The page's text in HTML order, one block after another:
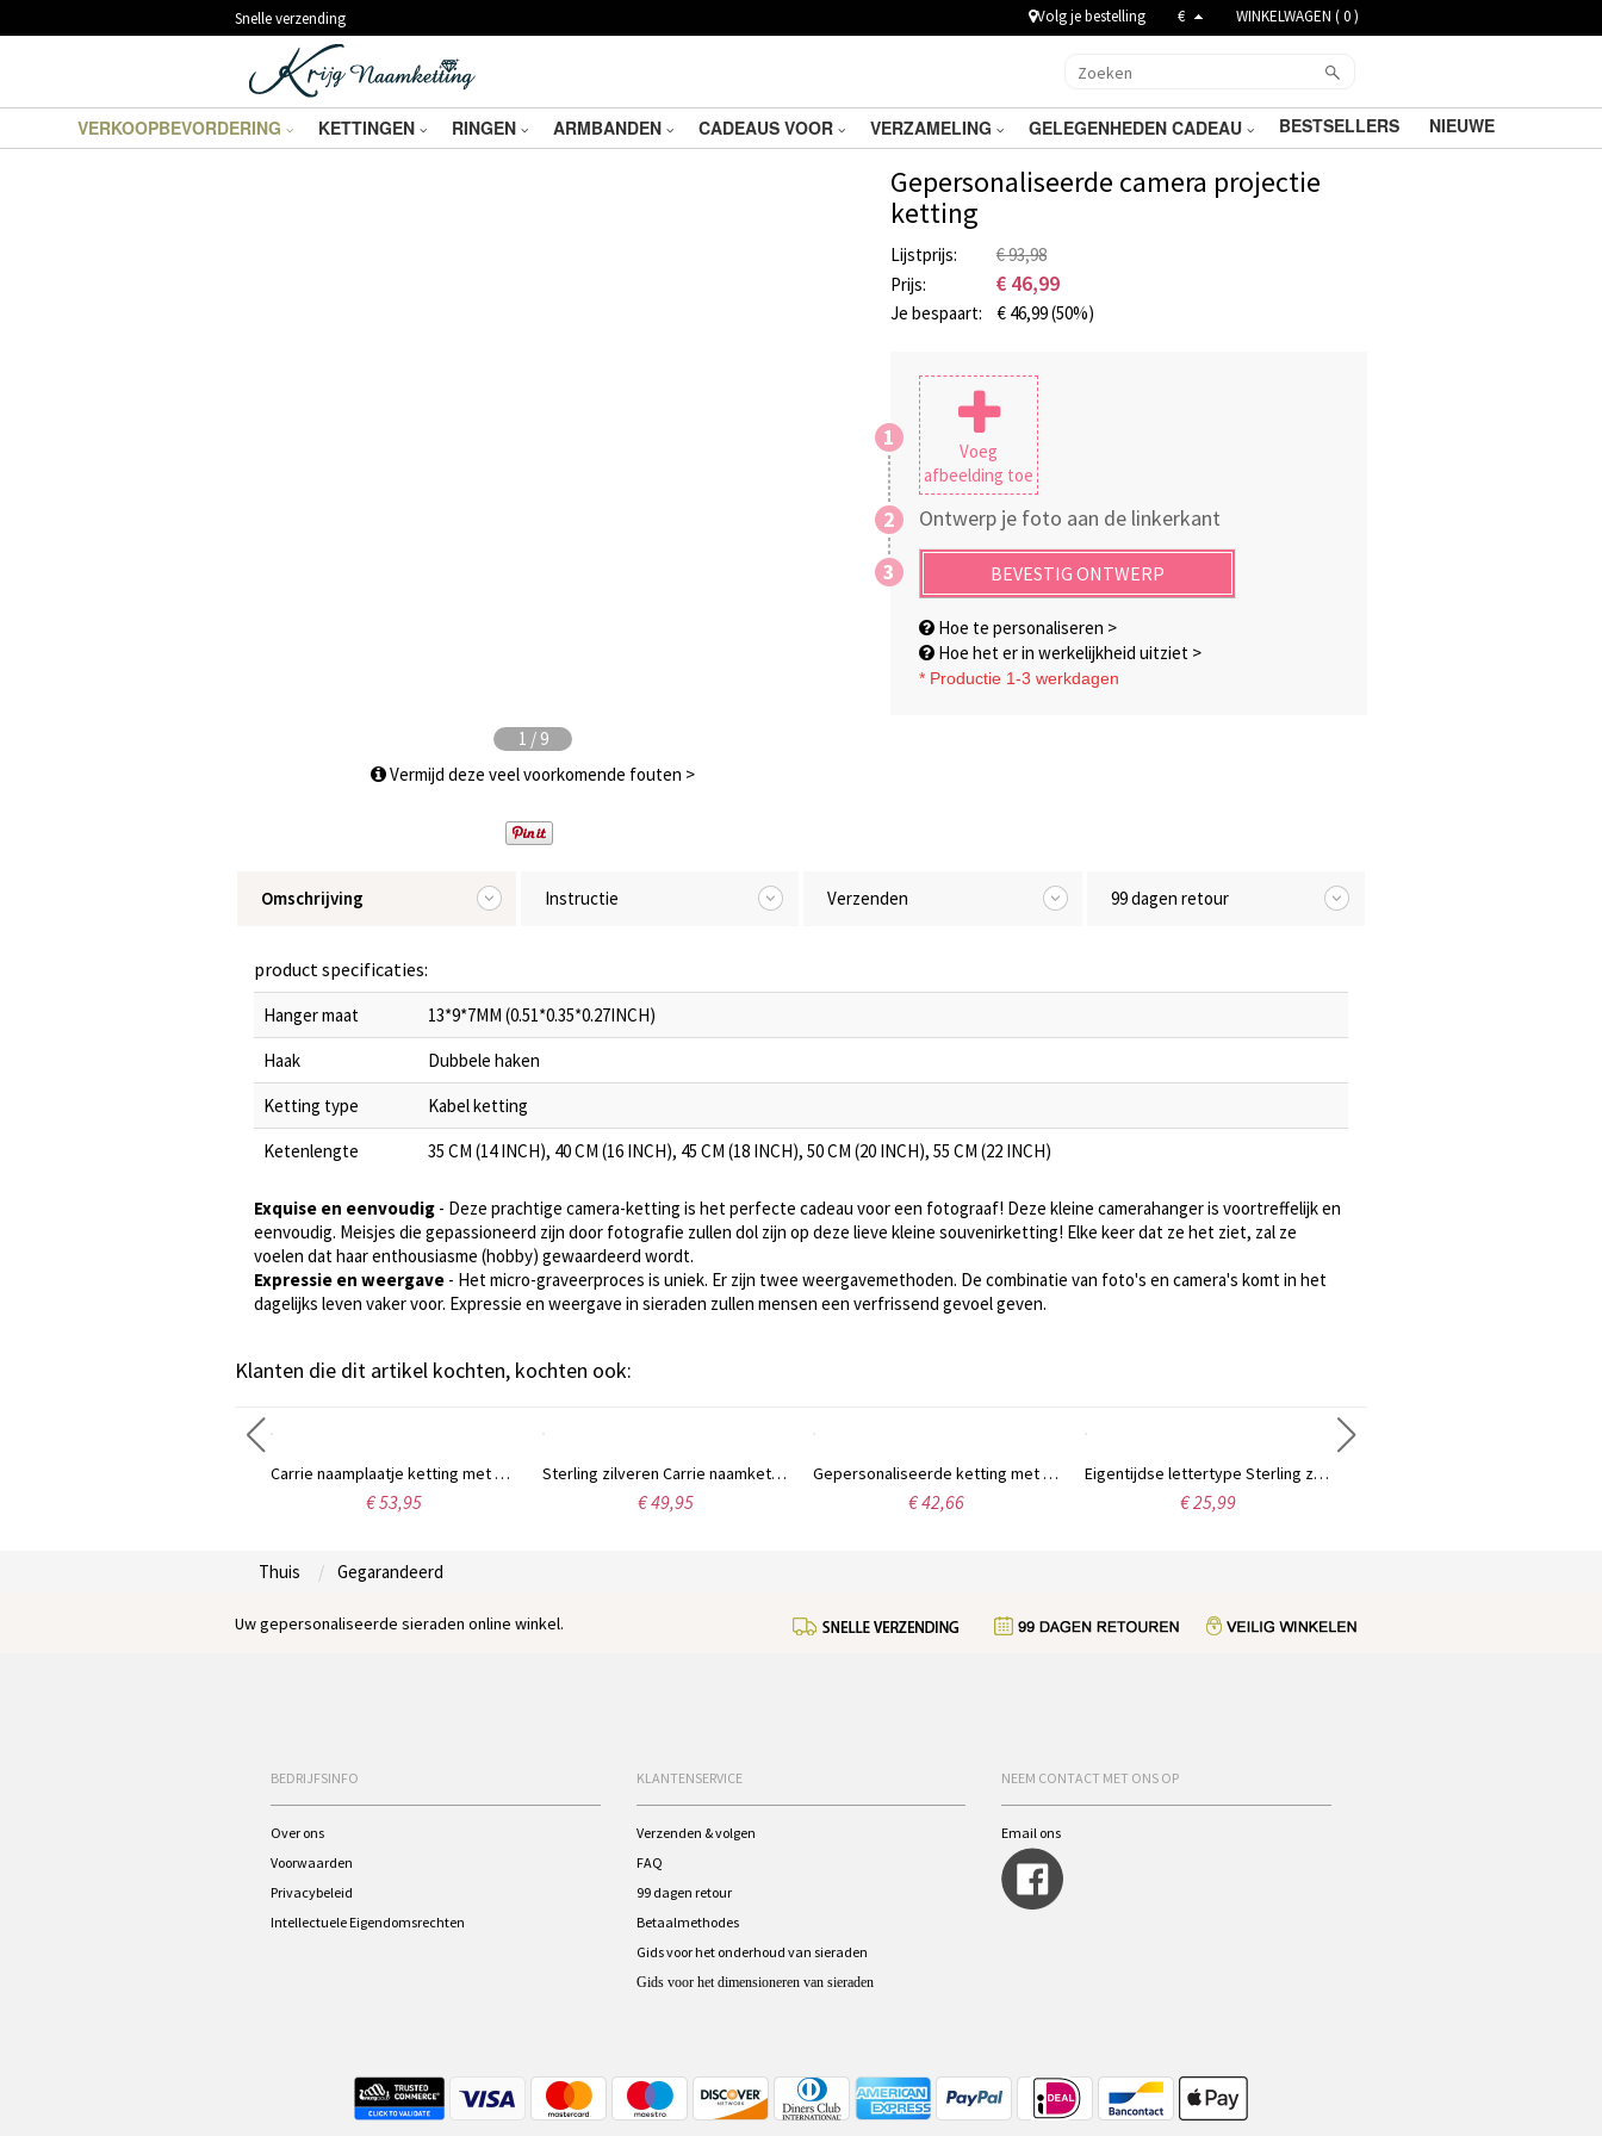
Snelle verzending Volg je bestelling € WINKELWAGEN (0)
VERKOOPBEVORDERING KETTINGEN RINGEN ARMBANDEN CADEAUS VOOR VERZAMELING GELEGENHEDEN CADEAU BESTSELLERS NIEUWE
1 / 9
Vermijd deze veel voorkomende fouten >
Gepersonaliseerde camera projectie
ketting
Lijstprijs:
€ 93,98
Prijs:
€ 46,99
Je bespaart: € 46,99(50%)
Voeg
afbeelding toe
Ontwerp je foto aan de linkerkant
BEVESTIG ONTWERP
Hoe te personaliseren >
Hoe het er in werkelijkheid uitziet >
* Productie 1-3 werkdagen
1
2
3
Omschrijving Instructie Verzenden 99 dagen retour
product specificaties:
Hanger maat
13*9*7MM (0.51*0.35*0.27INCH)
Haak
Dubbele haken
Ketting type
Kabel ketting
Ketenlengte
35 CM (14 INCH), 40 CM (16 INCH), 45 CM (18 INCH), 50 CM (20 INCH), 55 CM (22 INCH)
Exquise en eenvoudig - Deze prachtige camera-ketting is het perfecte cadeau voor een fotograaf! Deze kleine camerahanger is voortreffelijk en
eenvoudig. Meisjes die gepassioneerd zijn door fotografie zullen dol zijn op deze lieve kleine souvenirketting! Elke keer dat ze het ziet, zal ze
voelen dat haar enthousiasme (hobby) gewaardeerd wordt.
Expressie en weergave - Het micro-graveerproces is uniek. Er zijn twee weergavemethoden. De combinatie van foto's en camera's komt in het
dagelijks leven vaker voor. Expressie en weergave in sieraden zullen mensen een verfrissend gevoel geven.
Klanten die dit artikel kochten, kochten ook:
Carrie naamplaatje ketting met geboortesteen, 18 karaats verguld
€ 53,95
Sterling zilveren Carrie naamketting met geboortesteen, cadeau voor vrouwen, echtgenotes, moeders, vriendinnen, dochters en andere dierbaren.
€ 49,95
Gepersonaliseerde ketting met initialen en monogram in wijnranklettertype, sterling zilver.
€ 42,66
Eigentijdse lettertype Sterling zilveren naamketting
€ 25,99
Thuis Gegarandeerd
Uw gepersonaliseerde sieraden online winkel.
BEDRIJFSINFO
Over ons
Voorwaarden
Privacybeleid
Intellectuele Eigendomsrechten
KLANTENSERVICE
Verzenden & volgen
FAQ
99 dagen retour
Betaalmethodes
Gids voor het onderhoud van sieraden
Gids voor het dimensioneren van sieraden
NEEM CONTACT MET ONS OP
Email ons